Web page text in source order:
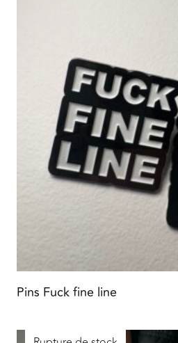
Pins Fuck fine line